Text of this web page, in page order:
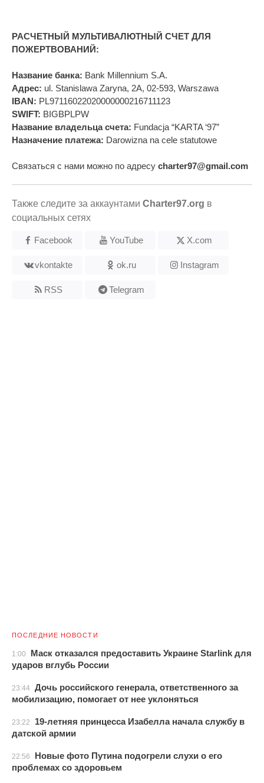
РАСЧЕТНЫЙ МУЛЬТИВАЛЮТНЫЙ СЧЕТ ДЛЯ
ПОЖЕРТВОВАНИЙ:
Название банка: Bank Millennium S.A.
Адрес: ul. Stanislawa Zaryna, 2A, 02-593, Warszawa
IBAN: PL97116022020000000216711123
SWIFT: BIGBPLPW
Название владельца счета: Fundacja “KARTA ‘97”
Назначение платежа: Darowizna na cele statutowe
Связаться с нами можно по адресу charter97@gmail.com
Также следите за аккаунтами Charter97.org в
социальных сетях
Facebook YouTube X.com
vkontakte ok.ru Instagram
RSS Telegram
ПОСЛЕДНИЕ НОВОСТИ
1:00
Маск отказался предоставить Украине Starlink для
ударов вглубь России
23:44 Дочь российского генерала, ответственного за
мобилизацию, помогает от нее уклоняться
23:22
19-летняя принцесса Изабелла начала службу в
датской армии
22:56
Новые фото Путина подогрели слухи о его
проблемах со здоровьем